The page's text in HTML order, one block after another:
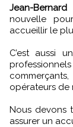
Jean-
nouvelle
accueillir le
C’est aussi
opérateurs de
Nous devons
assurer un